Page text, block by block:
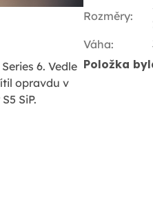
6. Vedle
opravdu v
SiP.
Rozměry:
Váha:
Položka